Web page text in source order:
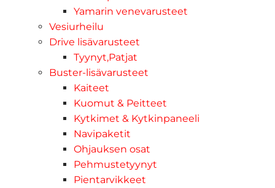
Yamarin venevarusteet
Vesiurheilu
Drive lisävarusteet
Tyynyt,Patjat
Buster-lisävarusteet
Kaiteet
Kuomut & Peitteet
Kytkimet & Kytkinpaneeli
Navipaketit
Ohjauksen osat
Pehmustetyynyt
Pientarvikkeet